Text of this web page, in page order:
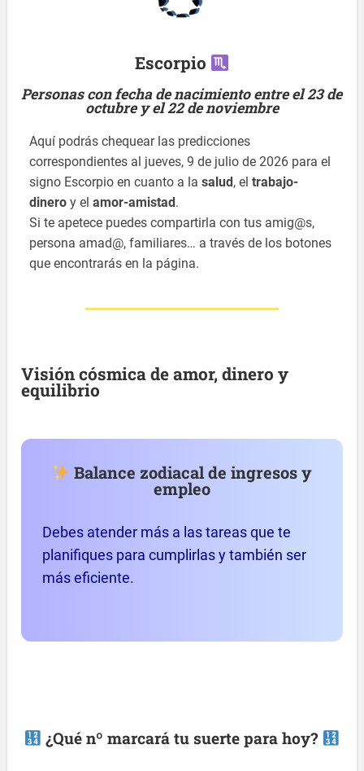
Escorpio
Personas con fecha de nacimiento entre el 23 de
octubre y el 22 de noviembre
Aquí podrás chequear las predicciones
correspondientes al jueves, 9 de julio de 2026 para el
signo Escorpio en cuanto a lasalud , eltrabajo-
dinero y elamor-amistad .
Si te apetece puedes compartirla con tus amig@s,
persona amad@, familiares… a través de los botones
que encontrarás en la página.
Visión cósmica de amor, dinero y
equilibrio
Balance zodiacal de ingresos y
empleo
Debes atender más a las tareas que te
planifiques para cumplirlas y también ser
más eficiente.
¿Qué nº marcará tu suerte para hoy?